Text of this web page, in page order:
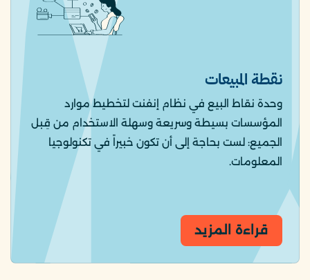
نقطة المبيعات
وحدة نقاط البيع في نظام إنفنت لتخطيط موارد
المؤسسات بسيطة وسريعة وسهلة الاستخدام من قِبل
الجميع: لست بحاجة إلى أن تكون خبيراً في تكنولوجيا
المعلومات.
قراءة المزيد